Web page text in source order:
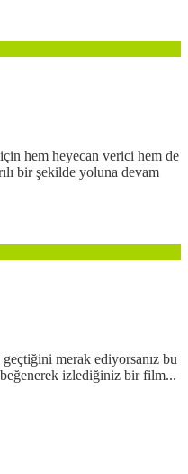
hem heyecan verici hem de
bir şekilde yoluna devam
merak ediyorsanız bu
izlediğiniz bir film...